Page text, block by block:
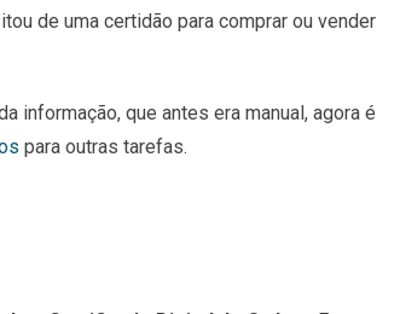
de uma certidão para comprar ou vender
informação, que antes era manual, agora é
para outras tarefas.